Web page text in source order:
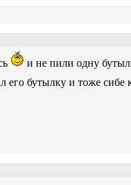
и не пили одну
его бутылку и тоже сибе